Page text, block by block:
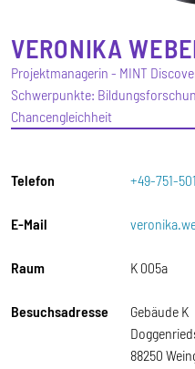
VERONIKA
Projektmanagerin - MINT
Schwerpunkte:
Chancengleichheit
Telefon +49-751-
E-Mail
Raum K 005a
Besuchsadresse
Gebäude K
88250